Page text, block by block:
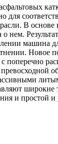
для
В основе
нем.
машина
Новое
поперечно
широкие
и простой и